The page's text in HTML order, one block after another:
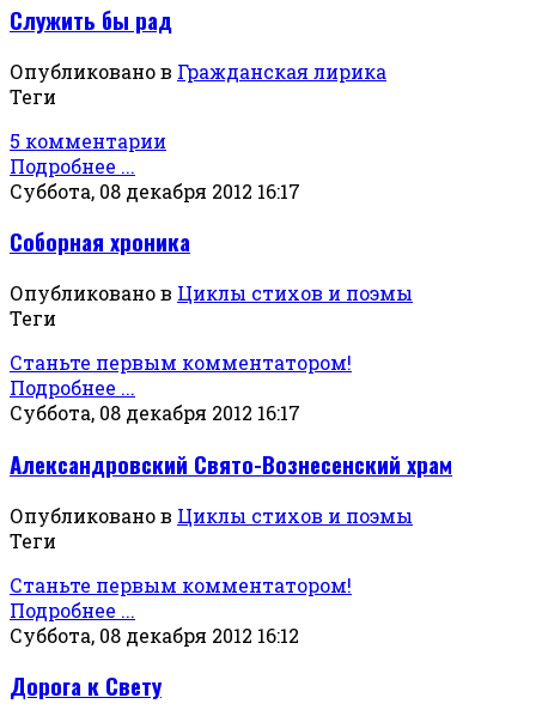
Служить бы рад
Опубликовано в Гражданская лирика
Теги
5 комментарии
Подробнее ...
Суббота, 08 декабря 2012 16:17
Соборная хроника
Опубликовано в Циклы стихов и поэмы
Теги
Станьте первым комментатором!
Подробнее ...
Суббота, 08 декабря 2012 16:17
Александровский Свято-Вознесенский храм
Опубликовано в Циклы стихов и поэмы
Теги
Станьте первым комментатором!
Подробнее ...
Суббота, 08 декабря 2012 16:12
Дорога к Свету